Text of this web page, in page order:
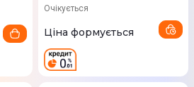
Очікується
Ціна формується